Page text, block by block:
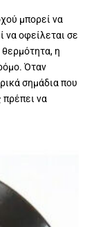
μπορεί να
να οφείλεται σε
η
Όταν
σημάδια που
να